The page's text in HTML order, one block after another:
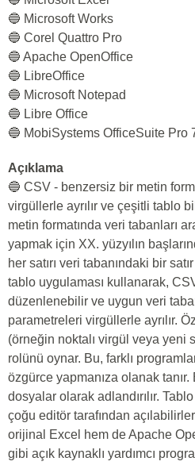
🔵 Microsoft Works
🔵 Corel Quattro Pro
🔵 Apache OpenOffice
🔵 LibreOffice
🔵 Microsoft Notepad
🔵 Libre Office
🔵 MobiSystems OfficeSuite Pro
Açıklama
🔵 CSV - benzersiz bir metin
virgüllerle ayrılır ve çeşitli tablo
metin formatında veri tabanları
yapmak için XX. yüzyılın
her satırı veri tabanındaki bir
tablo uygulaması kullanarak,
düzenlenebilir ve uygun veri
parametreleri virgüllerle ayrılır.
(örneğin noktalı virgül veya yeni
rolünü oynar. Bu, farklı
özgürce yapmanıza olanak
dosyalar olarak adlandırılır.
çoğu editör tarafından
orijinal Excel hem de Apache
gibi açık kaynaklı yardımcı